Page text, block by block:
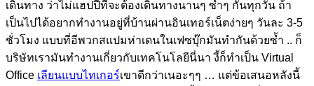
เดินทาง ว่าไม่แฮปปี้ที่จะต้องเดินทางนานๆ ซ้ำๆ กันทุกวัน ถ้า
เป็นไปได้อยากทำงานอยู่ที่บ้านผ่านอินเทอร์เน็ตง่ายๆ วันละ 3-5
ชั่วโมง แบบที่อีพวกสแปมห่าเดนในเฟซบุ๊กมันทำกันด้วยซ้ำ .. ก็
บริษัทเรามันทำงานเกี่ยวกับเทคโนโลยีนี่นา งี้ก็ทำเป็น Virtual
Office เลียนแบบไทเกอร์เขาดีกว่าเนอะๆๆ … แต่ข้อเสนอหลังนี้